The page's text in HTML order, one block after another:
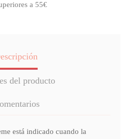
a 55€
del producto
está indicado cuando la